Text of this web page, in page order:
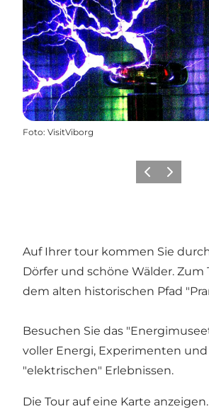
Foto: VisitViborg
ZurückWeiter
Auf Ihrer tour kommen Sie
Dörfer und schöne Wälder. Zum
dem alten historischen Pfad
Besuchen Sie das
voller Energi, Experimenten und
"elektrischen" Erlebnissen.
Die Tour auf eine Karte anzeigen.